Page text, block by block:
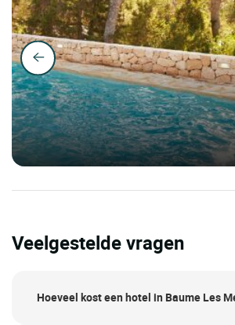
Veelgestelde vragen
Hoeveel kost een hotel in Baume Les